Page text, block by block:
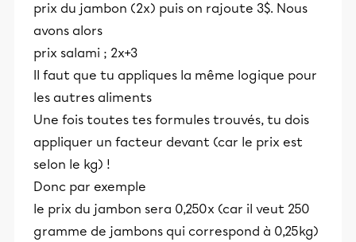
prix du jambon (2x) puis on rajoute 3$. Nous
avons alors
prix salami ; 2x+3
Il faut que tu appliques la même logique pour
les autres aliments
Une fois toutes tes formules trouvés, tu dois
appliquer un facteur devant (car le prix est
selon le kg) !
Donc par exemple
le prix du jambon sera 0,250x (car il veut 250
gramme de jambons qui correspond à 0,25kg)